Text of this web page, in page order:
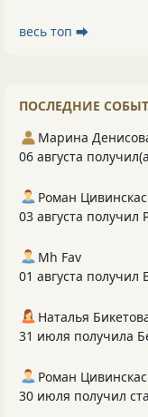
весь топ ⮕
ПОСЛЕДНИЕ
Марина
06 августа
Роман Цивинскас
03 августа
Mh Fav
01 августа
Наталья
31 июля получила
Роман Цивинскас
30 июля получил